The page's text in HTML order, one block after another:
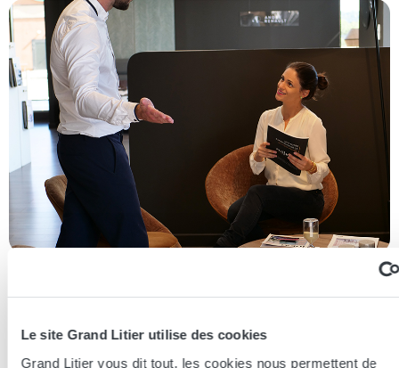
Le site Grand Litier utilise des cookies
Grand Litier vous dit tout, les cookies nous permettent de
Essayer en magasin
Nos conseillers spécialistes du bien-être sont à votre disposition
en lieux de vente afin de vous guider au mieux vers la